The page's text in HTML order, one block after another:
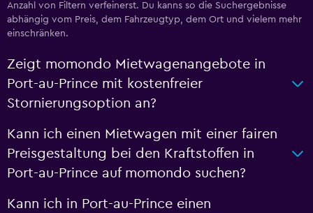
Anzahl von Filtern verfeinerst. Du kanns so die Suchergebnisse
abhängig vom Preis, dem Fahrzeugtyp, dem Ort und vielem mehr
einschränken.
Zeigt momondo Mietwagenangebote in
Port-au-Prince mit kostenfreier
Stornierungsoption an?
Kann ich einen Mietwagen mit einer fairen
Preisgestaltung bei den Kraftstoffen in
Port-au-Prince auf momondo suchen?
Kann ich in Port-au-Prince einen